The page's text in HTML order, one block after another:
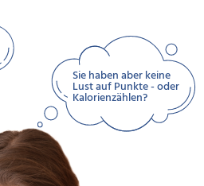
Sie haben aber keine
Lust auf Punkte - oder
Kalorienzählen?